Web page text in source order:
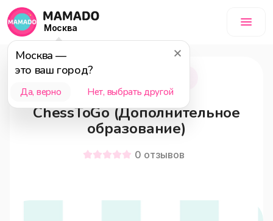
Москва
Москва —
это ваш город?
Да, верно Нет, выбрать другой
Москва
ChessToGo (Дополнительное
образование)
0 отзывов